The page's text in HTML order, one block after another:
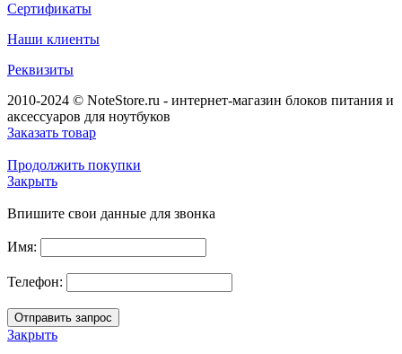
Сертификаты
Наши клиенты
Реквизиты
2010-2024 © NoteStore.ru - интернет-магазин блоков питания и
аксессуаров для ноутбуков
Заказать товар
Продолжить покупки
Закрыть
Впишите свои данные для звонка
Имя:
Телефон:
Закрыть